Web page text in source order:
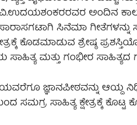
ಅಂದಿನ
ಸಿನೆಮಾ ಗೀತೆಗಳನ್ನು
ಕೊಡಮಾಡುವ ಶ್ರೇಷ್ಠ
ಸಾಹಿತ್ಯ ಮತ್ತು ಗಂಭೀರ
ಜ್ಞಾನಪೀಠವನ್ನು ಆಯ್ದ
ಸಮಗ್ರ ಸಾಹಿತ್ಯ ಕ್ಷೇತ್ರಕ್ಕೆ